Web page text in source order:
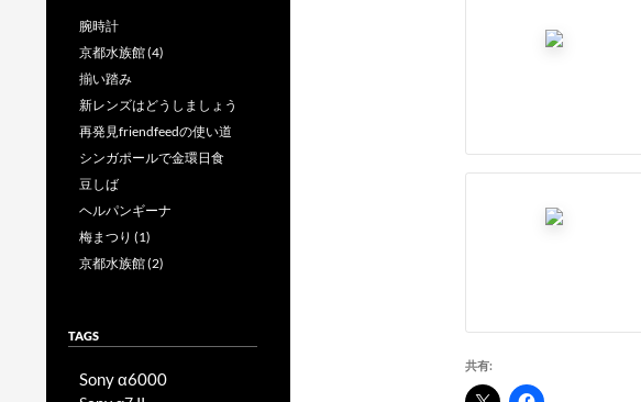
共有:
腕時計
京都水族館 (4)
揃い踏み
新レンズはどうしましょう
再発見friendfeedの使い道
シンガポールで金環日食
豆しば
ヘルパンギーナ
梅まつり (1)
京都水族館 (2)
TAGS
Sony α6000